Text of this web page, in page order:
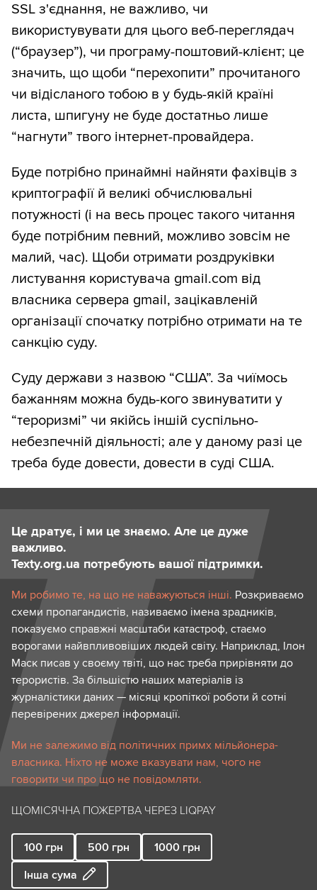
SSL з'єднання, не важливо, чи
використувувати для цього веб-переглядач
(“браузер”), чи програму-поштовий-клієнт; це
значить, що щоби “перехопити” прочитаного
чи відісланого тобою в у будь-якій країні
листа, шпигуну не буде достатньо лише
“нагнути” твого інтернет-провайдера.
Буде потрібно принаймні найняти фахівців з
криптографії й великі обчислювальні
потужності (і на весь процес такого читання
буде потрібним певний, можливо зовсім не
малий, час). Щоби отримати роздруківки
листування користувача gmail.com від
власника сервера gmail, зацікавленій
організації спочатку потрібно отримати на те
санкцію суду.
Суду держави з назвою “США”. За чиїмось
бажанням можна будь-кого звинуватити у
“тероризмі” чи якійсь іншій суспільно-
небезпечній діяльності; але у даному разі це
треба буде довести, довести в суді США.
Це дратує, і ми це знаємо. Але це дуже
важливо.
Texty.org.ua потребують вашої підтримки.
Ми робимо те, на що не наважуються інші. Розкриваємо
схеми пропагандистів, називаємо імена зрадників,
показуємо справжні масштаби катастроф, стаємо
ворогами найвпливовіших людей світу. Наприклад, Ілон
Маск писав у своєму твіті, що нас треба прирівняти до
терористів. За більшістю наших матеріалів із
журналістики даних — місяці кропіткої роботи й сотні
перевірених джерел інформації.
Ми не залежимо від політичних примх мільйонера-
власника. Ніхто не може вказувати нам, чого не
говорити чи про що не повідомляти.
ЩОМІСЯЧНА ПОЖЕРТВА ЧЕРЕЗ LIQPAY
100 грн 500 грн 1000 грн
Інша сума